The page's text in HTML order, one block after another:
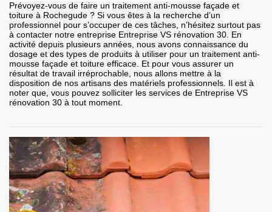
Prévoyez-vous de faire un traitement anti-mousse façade et
toiture à Rochegude ? Si vous êtes à la recherche d’un
professionnel pour s’occuper de ces tâches, n’hésitez surtout pas
à contacter notre entreprise Entreprise VS rénovation 30. En
activité depuis plusieurs années, nous avons connaissance du
dosage et des types de produits à utiliser pour un traitement anti-
mousse façade et toiture efficace. Et pour vous assurer un
résultat de travail irréprochable, nous allons mettre à la
disposition de nos artisans des matériels professionnels. Il est à
noter que, vous pouvez solliciter les services de Entreprise VS
rénovation 30 à tout moment.